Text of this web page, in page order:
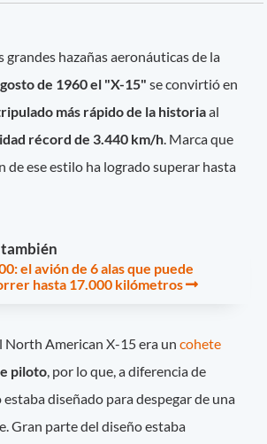
grandes hazañas aeronáuticas de la
de 1960 el "X-15" se convirtió en
más rápido de la historiaal
récord de 3.440 km/h . Marca que
de ese estilo ha logrado superar hasta
también
el avión de 6 alas que puede
hasta 17.000 kilómetros
North American X-15 era uncohete
piloto, por lo que, a diferencia de
diseñado para despegar de una
Gran parte del diseño estaba